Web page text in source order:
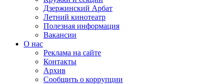
Дзержинский Арбат
Летний кинотеатр
Полезная информация
Вакансии
О нас
Реклама на сайте
Контакты
Архив
Сообщить о коррупции